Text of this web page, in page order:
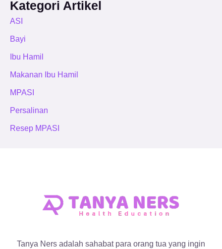
Kategori Artikel
ASI
Bayi
Ibu Hamil
Makanan Ibu Hamil
MPASI
Persalinan
Resep MPASI
Tanya Ners adalah sahabat para orang tua yang ingin